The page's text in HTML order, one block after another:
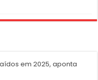
em 2025, aponta